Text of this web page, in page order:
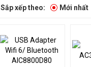
Sắp xếp theo: Mới nhất